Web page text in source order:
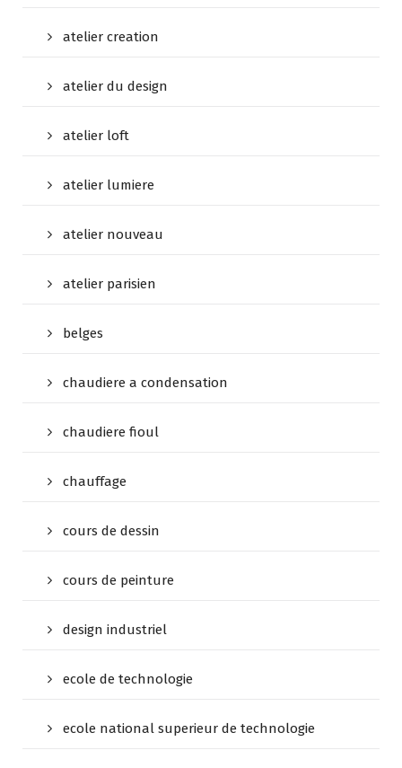
atelier creation
atelier du design
atelier loft
atelier lumiere
atelier nouveau
atelier parisien
belges
chaudiere a condensation
chaudiere fioul
chauffage
cours de dessin
cours de peinture
design industriel
ecole de technologie
ecole national superieur de technologie